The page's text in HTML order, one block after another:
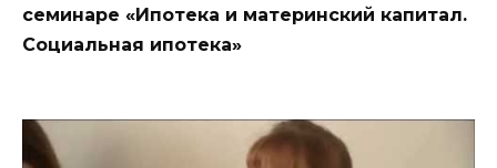
семинаре «Ипотека и материнский капитал.
Социальная ипотека»